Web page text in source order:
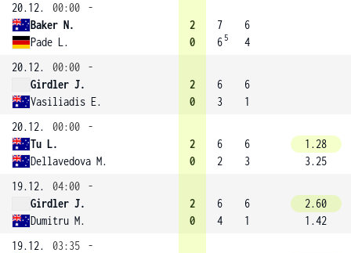
20.12.
00:00
-
Baker N.
Pade L.
2
0
7
6 5
6
4
20.12.
00:00
-
Girdler J.
Vasiliadis E.
2
0
6
3
6
1
20.12.
00:00
-
Tu L.
Dellavedova M.
2
0
6
2
6
3
1.28
3.25
19.12.
04:00
-
Girdler J.
Dumitru M.
2
0
6
4
6
1
2.60
1.42
19.12.
03:35
-